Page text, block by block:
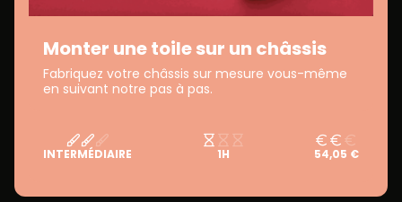
Monter une toile sur un châssis
Fabriquez votre châssis sur mesure vous-même
en suivant notre pas à pas.
INTERMÉDIAIRE 1H 54,05 €